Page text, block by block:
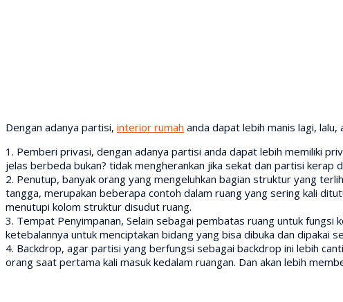
Dengan adanya partisi, interior rumah anda dapat lebih manis lagi,
1. Pemberi privasi, dengan adanya partisi anda dapat lebih memiliki
jelas berbeda bukan? tidak mengherankan jika sekat dan partisi kerap
2. Penutup, banyak orang yang mengeluhkan bagian struktur yang
tangga, merupakan beberapa contoh dalam ruang yang sering kali
menutupi kolom struktur disudut ruang.
3. Tempat Penyimpanan, Selain sebagai pembatas ruang untuk
ketebalannya untuk menciptakan bidang yang bisa dibuka dan dipakai
4. Backdrop, agar partisi yang berfungsi sebagai backdrop ini lebih
orang saat pertama kali masuk kedalam ruangan. Dan akan lebih